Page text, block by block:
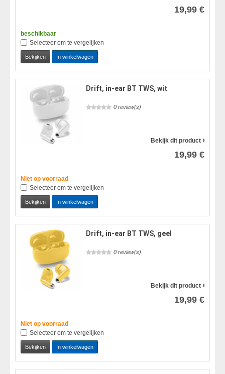
19,99 €
beschikbaar
Selecteer om te vergelijken
Bekijken In winkelwagen
Drift, in-ear BT TWS, wit
0 review(s)
Bekijk dit product
19,99 €
Niet op voorraad
Selecteer om te vergelijken
Bekijken In winkelwagen
Drift, in-ear BT TWS, geel
0 review(s)
Bekijk dit product
19,99 €
Niet op voorraad
Selecteer om te vergelijken
Bekijken In winkelwagen